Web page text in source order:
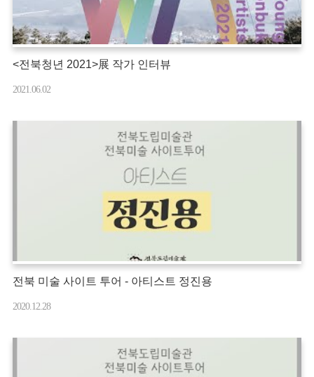
<전북청년 2021>展 작가 인터뷰
2021.06.02
전북 미술 사이트 투어 - 아티스트 정진용
2020.12.28